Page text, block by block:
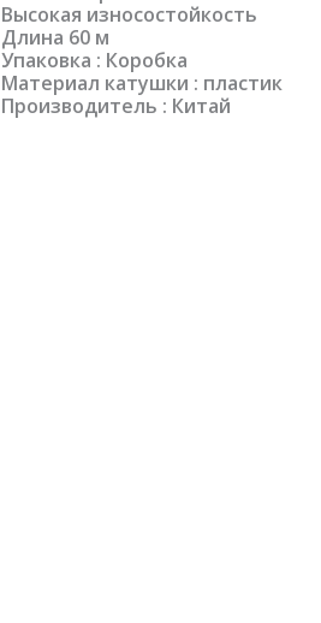
Высокая износостойкость
Длина 60 м
Упаковка : Коробка
Материал катушки : пластик
Производитель : Китай